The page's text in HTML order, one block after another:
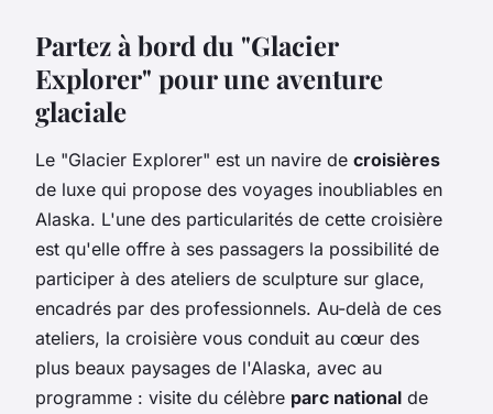
Partez à bord du "Glacier
Explorer" pour une aventure
glaciale
Le "Glacier Explorer" est un navire de croisières
de luxe qui propose des voyages inoubliables en
Alaska. L'une des particularités de cette croisière
est qu'elle offre à ses passagers la possibilité de
participer à des ateliers de sculpture sur glace,
encadrés par des professionnels. Au-delà de ces
ateliers, la croisière vous conduit au cœur des
plus beaux paysages de l'Alaska, avec au
programme : visite du célèbre parc national de